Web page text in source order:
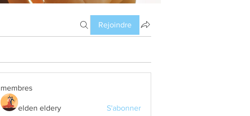
Rejoindre
membres
elden eldery S'abonner